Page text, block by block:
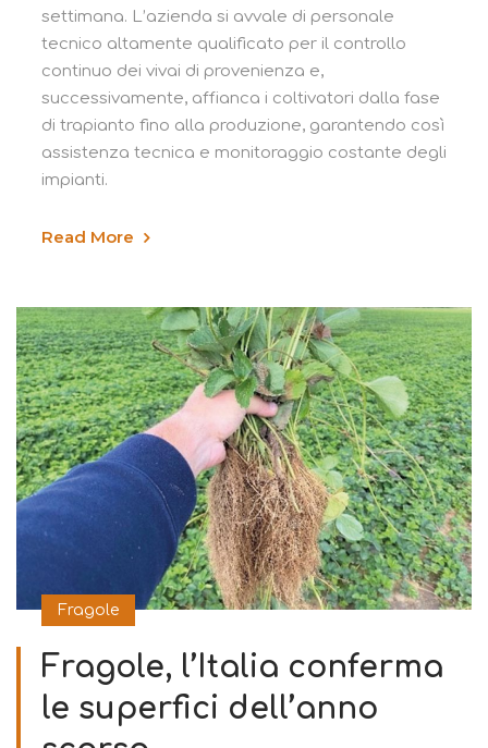
settimana. L’azienda si avvale di personale
tecnico altamente qualificato per il controllo
continuo dei vivai di provenienza e,
successivamente, affianca i coltivatori dalla fase
di trapianto fino alla produzione, garantendo così
assistenza tecnica e monitoraggio costante degli
impianti.
Read More
Fragole
Fragole, l’Italia conferma
le superfici dell’anno